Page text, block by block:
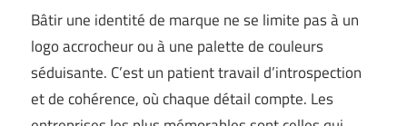
Bâtir une identité de marque ne se limite pas à un
logo accrocheur ou à une palette de couleurs
séduisante. C’est un patient travail d’introspection
et de cohérence, où chaque détail compte. Les